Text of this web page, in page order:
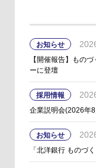
お知らせ
【開催報告】もの
ーに登壇
採用情報
企業説明会(2026年
お知らせ
「北洋銀行 ものづ